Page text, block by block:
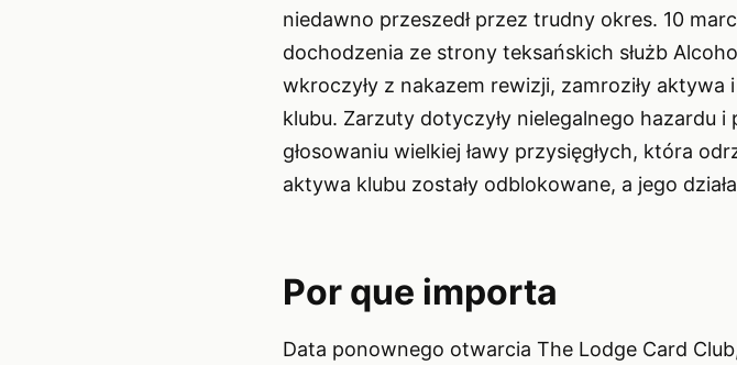
niedawno przeszedł przez trudny okres. 10
dochodzenia ze strony teksańskich służb
wkroczyły z nakazem rewizji, zamroziły aktywa
klubu. Zarzuty dotyczyły nielegalnego hazardu
głosowaniu wielkiej ławy przysięgłych, która
aktywa klubu zostały odblokowane, a jego
Por que importa
Data ponownego otwarcia The Lodge Card